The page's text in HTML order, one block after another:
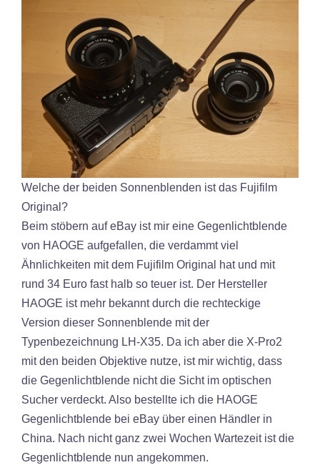
Welche der beiden Sonnenblenden ist das Fujifilm
Original?
Beim stöbern auf eBay ist mir eine Gegenlichtblende
von HAOGE aufgefallen, die verdammt viel
Ähnlichkeiten mit dem Fujifilm Original hat und mit
rund 34 Euro fast halb so teuer ist. Der Hersteller
HAOGE ist mehr bekannt durch die rechteckige
Version dieser Sonnenblende mit der
Typenbezeichnung LH-X35. Da ich aber die X-Pro2
mit den beiden Objektive nutze, ist mir wichtig, dass
die Gegenlichtblende nicht die Sicht im optischen
Sucher verdeckt. Also bestellte ich die HAOGE
Gegenlichtblende bei eBay über einen Händler in
China. Nach nicht ganz zwei Wochen Wartezeit ist die
Gegenlichtblende nun angekommen.